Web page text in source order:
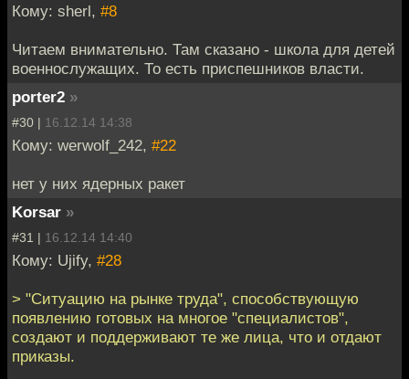
Кому: sherl, #8
Читаем внимательно. Там сказано - школа для детей
военнослужащих. То есть приспешников власти.
porter2 »
#30 | 16.12.14 14:38
Кому: werwolf_242, #22
нет у них ядерных ракет
Korsar »
#31 | 16.12.14 14:40
Кому: Ujify, #28
> "Ситуацию на рынке труда", способствующую
появлению готовых на многое "специалистов",
создают и поддерживают те же лица, что и отдают
приказы.